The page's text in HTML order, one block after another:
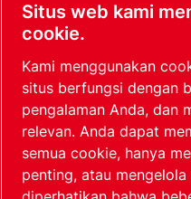
Peta situsKelola
Situs web kami
cookie.
Kami menggunakan
situs berfungsi dengan
pengalaman Anda, dan
relevan. Anda dapat
semua cookie, hanya
penting, atau